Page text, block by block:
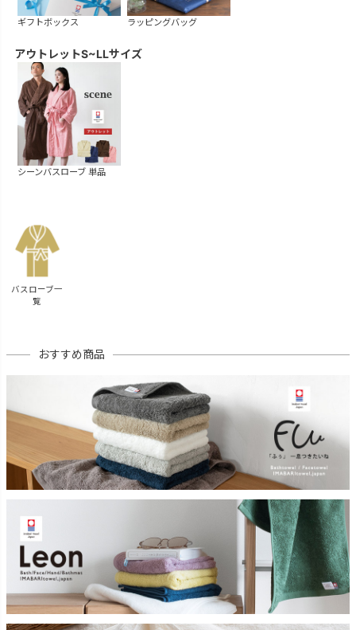
ギフトボックス ラッピングバッグ
アウトレットS~LLサイズ
シーンバスローブ 単品
バスローブ一
覧
おすすめ商品